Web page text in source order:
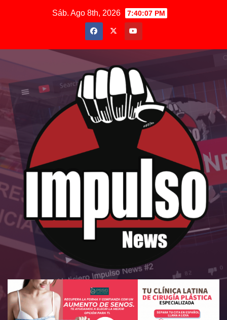
Sáb. Ago 8th, 2026 7:40:09 PM